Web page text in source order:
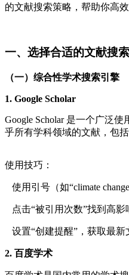
的文献搜索策略，帮助你高
一、选择合适的文献搜
（一）综合性学术搜索引擎
1. Google Scholar
Google Scholar 是一个广泛
乎所有学科领域的文献，包
使用技巧：
使用引号（如“climate
点击“被引用次数”找到高影
设置“创建提醒”，获取最新
2. 百度学术